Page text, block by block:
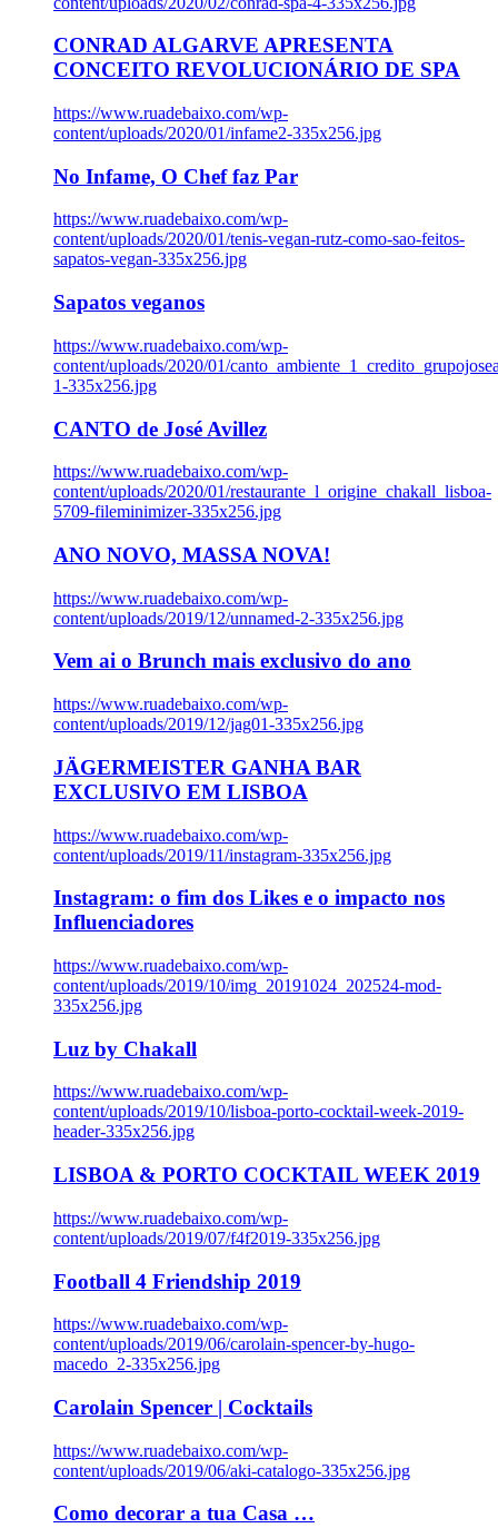
CONRAD ALGARVE APRESENTA
CONCEITO REVOLUCIONÁRIO DE SPA
https://www.ruadebaixo.com/wp-
content/uploads/2020/01/infame2-335x256.jpg
No Infame, O Chef faz Par
https://www.ruadebaixo.com/wp-
content/uploads/2020/01/tenis-vegan-rutz-como-sao-feitos-
sapatos-vegan-335x256.jpg
Sapatos veganos
https://www.ruadebaixo.com/wp-
content/uploads/2020/01/
1-335x256.jpg
CANTO de José Avillez
https://www.ruadebaixo.com/wp-
content/uploads/2020/01/restaurante_l_origine_chakall_lisboa-
5709-fileminimizer-335x256.jpg
ANO NOVO, MASSA NOVA!
https://www.ruadebaixo.com/wp-
content/uploads/2019/12/unnamed-2-335x256.jpg
Vem ai o Brunch mais exclusivo do ano
https://www.ruadebaixo.com/wp-
content/uploads/2019/12/jag01-335x256.jpg
JÄGERMEISTER GANHA BAR
EXCLUSIVO EM LISBOA
https://www.ruadebaixo.com/wp-
content/uploads/2019/11/instagram-335x256.jpg
Instagram: o fim dos Likes e o impacto nos
Influenciadores
https://www.ruadebaixo.com/wp-
content/uploads/2019/10/img_20191024_202524-mod-
335x256.jpg
Luz by Chakall
https://www.ruadebaixo.com/wp-
content/uploads/2019/10/lisboa-porto-cocktail-week-2019-
header-335x256.jpg
LISBOA & PORTO COCKTAIL WEEK 2019
https://www.ruadebaixo.com/wp-
content/uploads/2019/07/f4f2019-335x256.jpg
Football 4 Friendship 2019
https://www.ruadebaixo.com/wp-
content/uploads/2019/06/carolain-spencer-by-hugo-
macedo_2-335x256.jpg
Carolain Spencer | Cocktails
https://www.ruadebaixo.com/wp-
content/uploads/2019/06/aki-catalogo-335x256.jpg
Como decorar a tua Casa …